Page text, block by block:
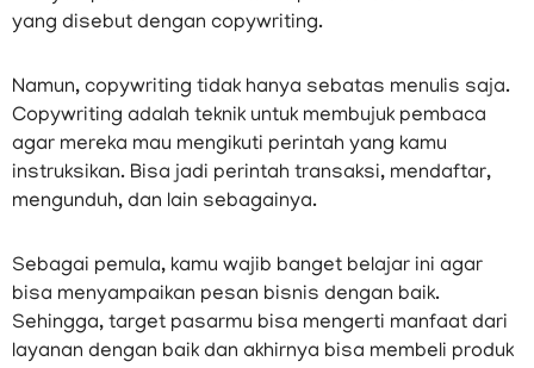
yang disebut dengan copywriting.
Namun, copywriting tidak hanya sebatas menulis saja.
Copywriting adalah teknik untuk membujuk pembaca
agar mereka mau mengikuti perintah yang kamu
instruksikan. Bisa jadi perintah transaksi, mendaftar,
mengunduh, dan lain sebagainya.
Sebagai pemula, kamu wajib banget belajar ini agar
bisa menyampaikan pesan bisnis dengan baik.
Sehingga, target pasarmu bisa mengerti manfaat dari
layanan dengan baik dan akhirnya bisa membeli produk